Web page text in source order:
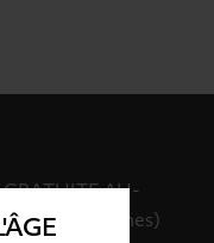
AU-
(hors consignes)